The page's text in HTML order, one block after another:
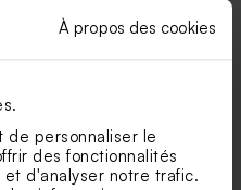
À propos des cookies
de personnaliser le
des fonctionnalités
d'analyser notre trafic.